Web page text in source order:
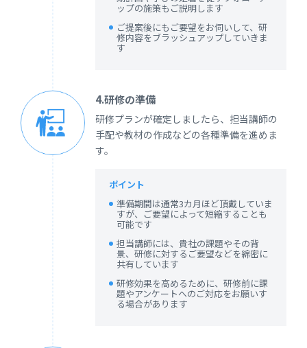
ップの施策もご説明します
ご提案後にもご要望をお伺いして、研
修内容をブラッシュアップしていきま
す
4.研修の準備
研修プランが確定しましたら、担当講師の
手配や教材の作成などの各種準備を進めま
す。
ポイント
準備期間は通常3カ月ほど頂戴していま
すが、ご要望によって短縮することも
可能です
担当講師には、貴社の課題やその背
景、研修に対するご要望などを綿密に
共有しています
研修効果を高めるために、研修前に課
題やアンケートへのご対応をお願いす
る場合があります